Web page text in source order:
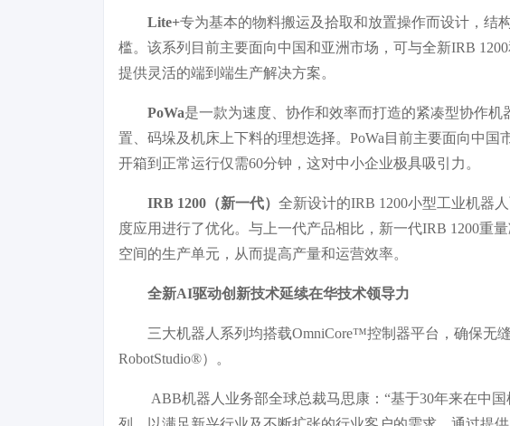
Lite+专为基本的物料搬运及拾取和放置操作而设计，结
槛。该系列目前主要面向中国和亚洲市场，可与全新IRB
提供灵活的端到端生产解决方案。
PoWa是一款为速度、协作和效率而打造的紧凑型协作
置、码垛及机床上下料的理想选择。PoWa目前主要面向中
开箱到正常运行仅需60分钟，这对中小企业极具吸引力。
IRB 1200（新一代） 全新设计的IRB 1200小型工业机器
度应用进行了优化。与上一代产品相比，新一代IRB 1200重
空间的生产单元，从而提高产量和运营效率。
全新AI驱动创新技术延续在华技术领导力
三大机器人系列均搭载OmniCore™控制器平台，确保无
RobotStudio®）。
ABB机器人业务部全球总裁马思康：“基于30年来在中